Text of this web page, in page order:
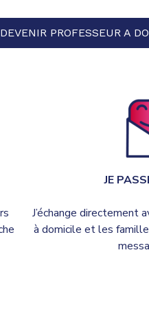
DEVENIR PROFESSEUR A
JE
J’échange directement
à domicile et les